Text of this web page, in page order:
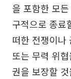
을 포함한 모
구적으로 종료
떠한 전쟁이나
또는 무력 위
권을 보장할